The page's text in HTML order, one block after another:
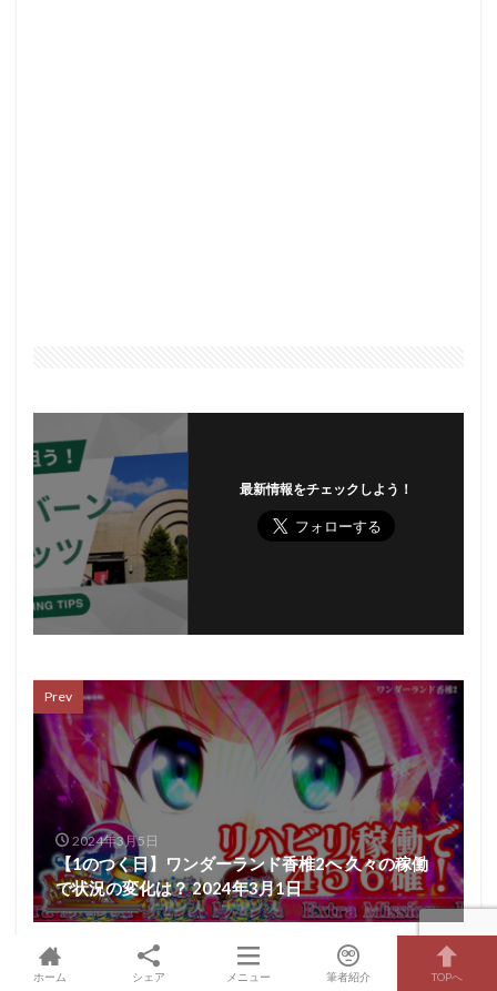
最新情報をチェックしよう！
Prev
2024年3月5日
【1のつく日】ワンダーランド香椎2へ 久々の稼働
で状況の変化は？ 2024年3月1日
Next
ホーム シェア メニュー 筆者紹介 TOPへ